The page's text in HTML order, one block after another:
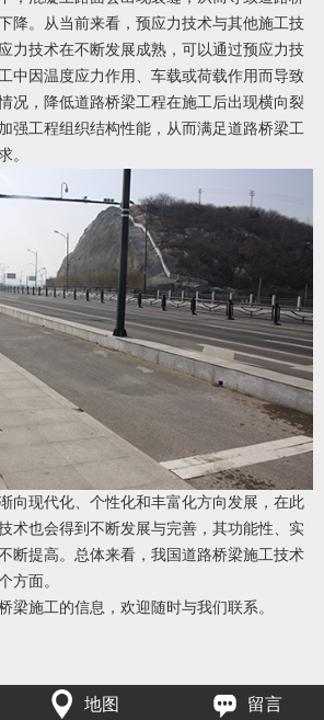
降。从当前来看，预应力技术与其他施工技
力技术在不断发展成熟，可以通过预应力技
中因温度应力作用、车载或荷载作用而导致
况，降低道路桥梁工程在施工后出现横向裂
强工程组织结构性能，从而满足道路桥梁工
。
向现代化、个性化和丰富化方向发展，在此
术也会得到不断发展与完善，其功能性、实
断提高。总体来看，我国道路桥梁施工技术
方面。
梁施工的信息，欢迎随时与我们联系。
地图 留言